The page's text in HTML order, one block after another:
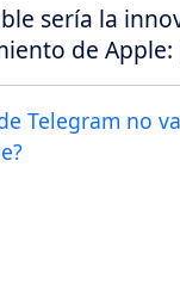
sería la
de